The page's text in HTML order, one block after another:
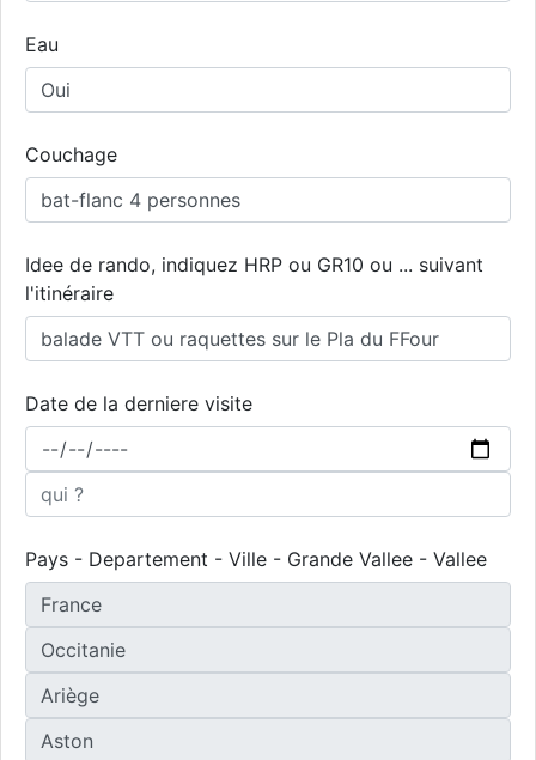
Eau
Couchage
Idee de rando, indiquez HRP ou GR10 ou ... suivant
l'itinéraire
Date de la derniere visite
Pays - Departement - Ville - Grande Vallee - Vallee